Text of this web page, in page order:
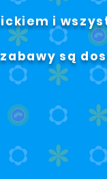
i
są